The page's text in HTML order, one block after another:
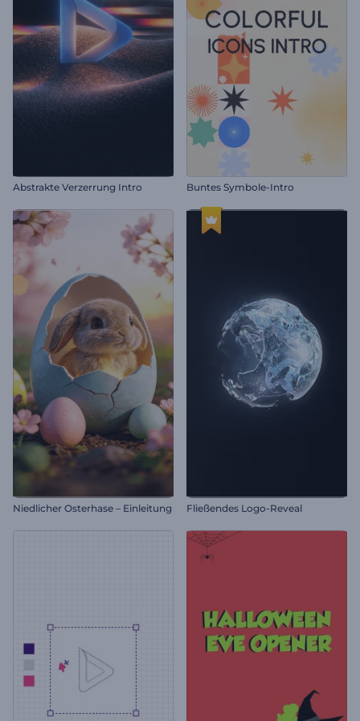
Abstrakte Verzerrung Intro Buntes Symbole-Intro
Niedlicher Osterhase – Einleitung Fließendes Logo-Reveal